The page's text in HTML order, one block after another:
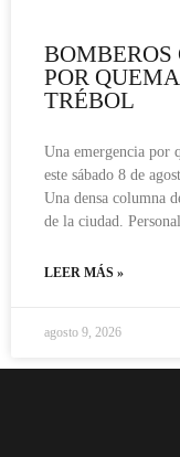
POR
TRÉBOL
Una emergencia por
este sábado 8 de
Una densa columna
de la ciudad.
LEER MÁS »
agosto 9, 2026